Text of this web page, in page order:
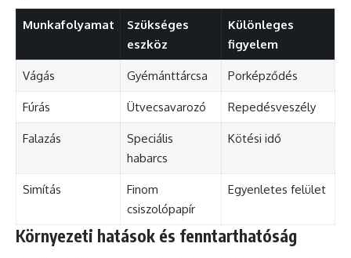
Munkafolyamat
Szükséges
eszköz
Különleges
figyelem
Vágás Gyémánttárcsa Porképződés
Fúrás Ütvecsavarozó Repedésveszély
Falazás
Speciális
habarcs
Kötési idő
Simítás
Finom
csiszolópapír
Egyenletes felület
Környezeti hatások és fenntarthatóság